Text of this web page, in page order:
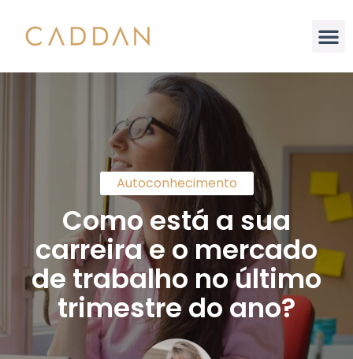
Autoconhecimento
Como está a sua
carreira e o mercado
de trabalho no último
trimestre do ano?